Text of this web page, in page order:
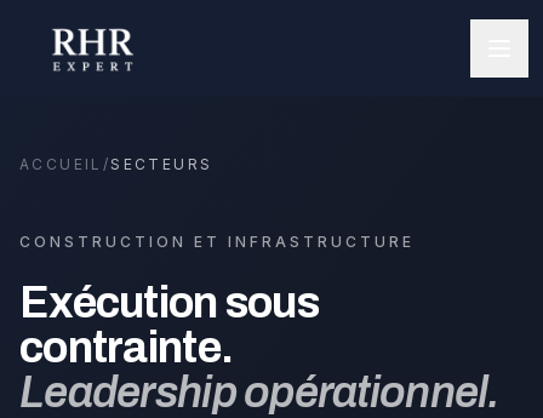
ACCUEIL / SECTEURS
CONSTRUCTION ET INFRASTRUCTURE
Exécution sous
contrainte.
Leadership opérationnel.